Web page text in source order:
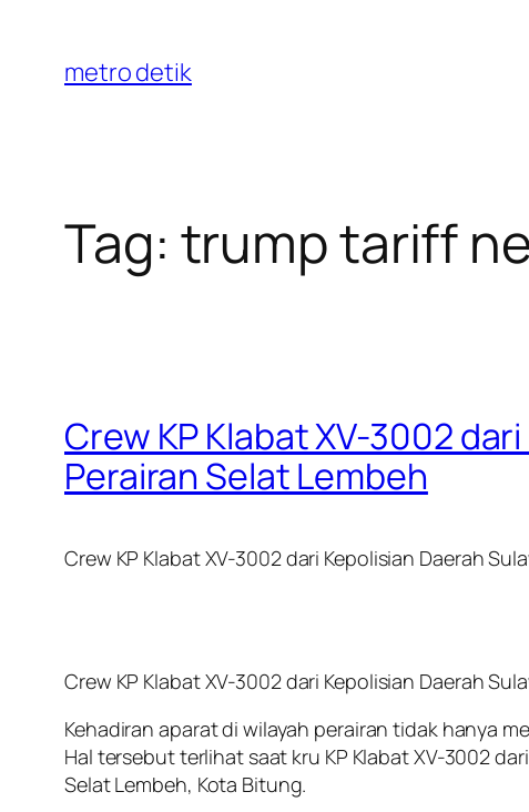
content
metro detik
Tag: trump tariff
Crew KP Klabat XV-3002
Perairan Selat Lembeh
Crew KP Klabat XV-3002 dari Kepolisian Daerah
Crew KP Klabat XV-3002 dari Kepolisian Daerah
Kehadiran aparat di wilayah perairan tidak hanya
Hal tersebut terlihat saat kru KP Klabat XV-3002
Selat Lembeh, Kota Bitung.